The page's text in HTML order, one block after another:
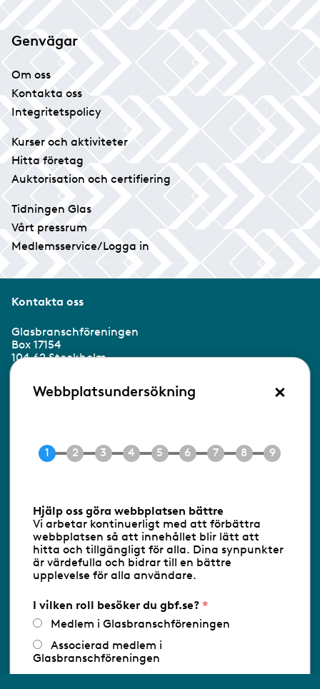
Genvägar
Om oss
Kontakta oss
Integritetspolicy
Kurser och aktiviteter
Hitta företag
Auktorisation och certifiering
Tidningen Glas
Vårt pressrum
Medlemsservice/Logga in
Kontakta oss
Glasbranschföreningen
Box 17154
104 62 Stockholm
Besöksadress:
Ringvägen 100
E-post info@gbf.se
Följ oss via RSS
Databasens namn:www.gbf.se-
Glasbranschföreningen AB - Ansvarig
utgivare: Sofia Wahlgren
Webbplatsundersökning ×
Hjälp oss göra webbplatsen bättre
Vi arbetar kontinuerligt med att förbättra
webbplatsen så att innehållet blir lätt att
hitta och tillgängligt för alla. Dina synpunkter
är värdefulla och bidrar till en bättre
upplevelse för alla användare.
I vilken roll besöker du gbf.se?
Medlem i Glasbranschföreningen
Associerad medlem i
Glasbranschföreningen